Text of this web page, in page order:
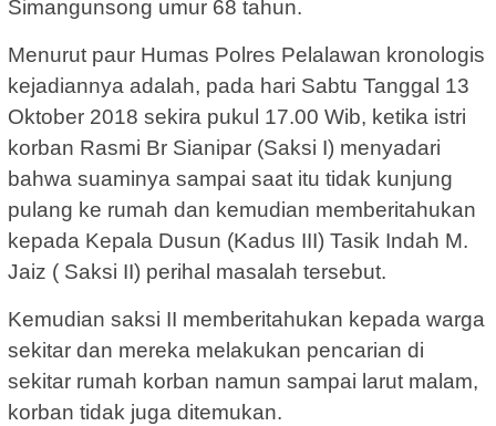
Simangunsong umur 68 tahun.
Menurut paur Humas Polres Pelalawan kronologis
kejadiannya adalah, pada hari Sabtu Tanggal 13
Oktober 2018 sekira pukul 17.00 Wib, ketika istri
korban Rasmi Br Sianipar (Saksi I) menyadari
bahwa suaminya sampai saat itu tidak kunjung
pulang ke rumah dan kemudian memberitahukan
kepada Kepala Dusun (Kadus III) Tasik Indah M.
Jaiz ( Saksi II) perihal masalah tersebut.
Kemudian saksi II memberitahukan kepada warga
sekitar dan mereka melakukan pencarian di
sekitar rumah korban namun sampai larut malam,
korban tidak juga ditemukan.